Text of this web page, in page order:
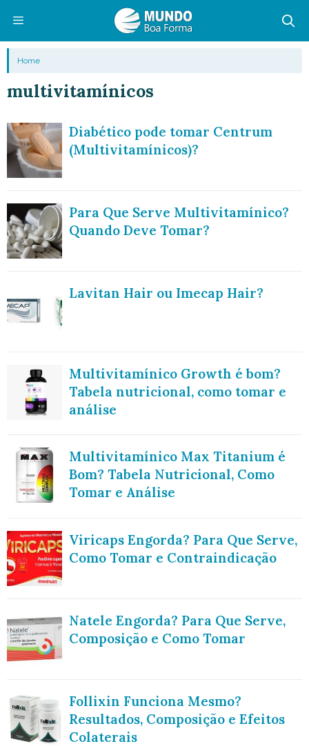
conteúdo
Menu
Home
multivitamínicos
Diabético pode tomar Centrum
(Multivitamínicos)?
Para Que Serve Multivitamínico?
Quando Deve Tomar?
Lavitan Hair ou Imecap Hair?
Multivitamínico Growth é bom?
Tabela nutricional, como tomar e
análise
Multivitamínico Max Titanium é
Bom? Tabela Nutricional, Como
Tomar e Análise
Viricaps Engorda? Para Que Serve,
Como Tomar e Contraindicação
Natele Engorda? Para Que Serve,
Composição e Como Tomar
Follixin Funciona Mesmo?
Resultados, Composição e Efeitos
Colaterais